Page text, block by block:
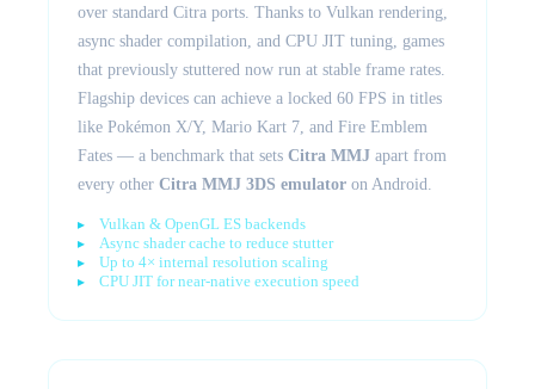
over standard Citra ports. Thanks to Vulkan rendering,
async shader compilation, and CPU JIT tuning, games
that previously stuttered now run at stable frame rates.
Flagship devices can achieve a locked 60 FPS in titles
like Pokémon X/Y, Mario Kart 7, and Fire Emblem
Fates — a benchmark that sets Citra MMJ apart from
every other Citra MMJ 3DS emulator on Android.
Vulkan & OpenGL ES backends
Async shader cache to reduce stutter
Up to 4× internal resolution scaling
CPU JIT for near-native execution speed